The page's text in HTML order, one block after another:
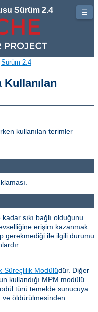
Sürüm 2.4
Sürüm 2.4
Kullanılan
kullanılan terimler
sıkı bağlı olduğunu
erişim kazanmak
gerekmediği ile ilgili durumu
Süreçlilik Modülüdür. Diğer
kullandığı MPM modülü
türü temelde sunucuya
ve öldürülmesinden
☰